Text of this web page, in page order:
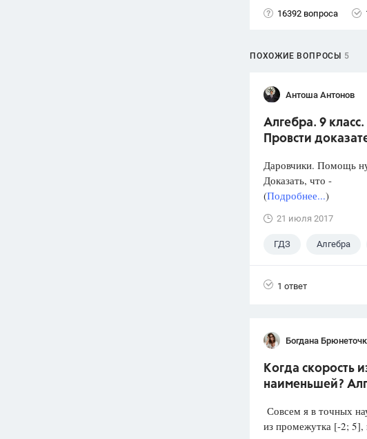
16392 вопроса
ПОХОЖИЕ ВОПРОСЫ 5
Антоша Антонов
Алгебра. 9
Провсти
Даровчики. Помощь
Доказать, что -
(Подробнее...)
21 июля 2017
ГДЗ Алгебра
1 ответ
Богдана
Когда скорость
наименьшей?
Совсем я в точных
из промежутка [-2; 5],